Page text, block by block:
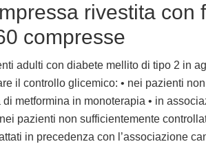
rivestita con
compresse
adulti con diabete mellito di tipo 2 in
il controllo glicemico: • nei pazienti
metformina in monoterapia • in
pazienti non sufficientemente
in precedenza con l’associazione